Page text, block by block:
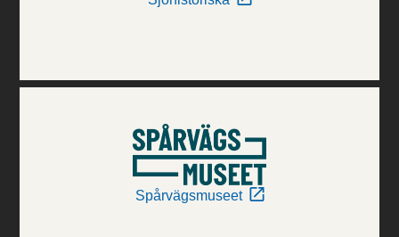
Spårvägsmuseet